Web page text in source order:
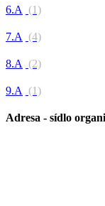
6.A (1)
7.A (4)
8.A (2)
9.A (1)
Adresa - sídlo